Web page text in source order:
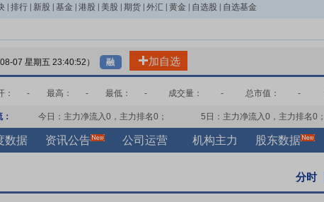
排行 新股 基金 港股 美股 期货 外汇 黄金 自选股 自选基金
08-07 星期五 23:40:52） 融 加自选
： - 最高： - 最低： - 成交量： - 总市值： -
今日：主力净流入0 ，主力排名0 ； 5日：主力净流入0 ，主力排名0 ；
数据 资讯公告 公司运营 机构主力 股东数据
分时